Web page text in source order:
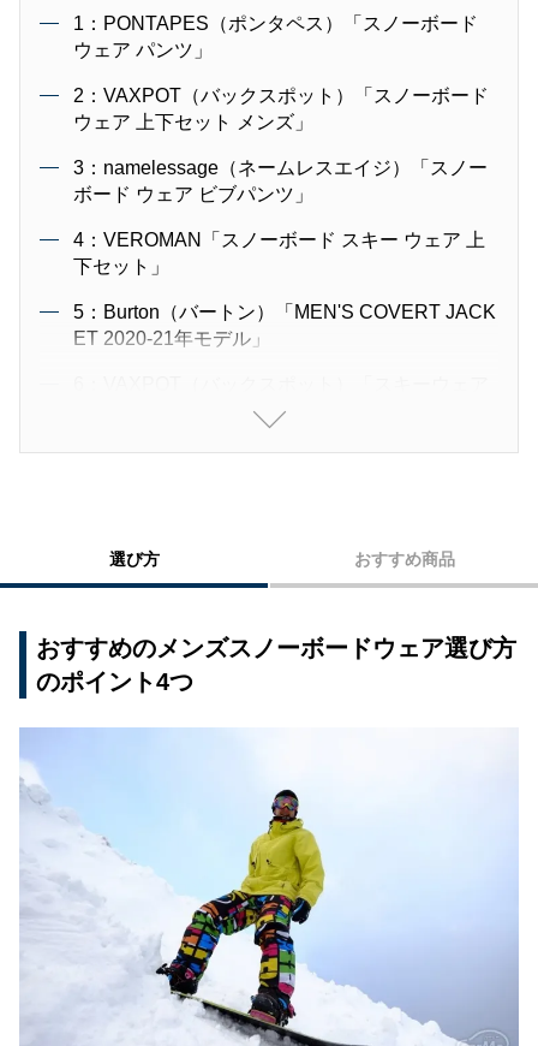
1：PONTAPES（ポンタペス）「スノーボード
ウェア パンツ」
2：VAXPOT（バックスポット）「スノーボード
ウェア 上下セット メンズ」
3：namelessage（ネームレスエイジ）「スノー
ボード ウェア ビブパンツ」
4：VEROMAN「スノーボード スキー ウェア 上
下セット」
5：Burton（バートン）「MEN'S COVERT JACK
ET 2020-21年モデル」
7：Burton（バートン）「MEN'S DUNMORE JA
PPLER JACKET 2020-2021年モデル」
10：PONTAPES（ポンタペス）「4L/6L スノー
ボード ウェア ジャケット 大きいサイズ」
12：ダブルレイ（W_RAY）「スノーボードウェ
ア メンズ 上下セット」
13：VEROMAN「スノーボード ウェア 上下セッ
ト ホワイト × デニム」
14：LYDKSM「スノーボードウェア パンツ」
メンズスノーボードウェアと一緒に揃えたいおす
すめのスノボアイテム5つ
選び方 おすすめ商品
おすすめのメンズスノーボードウェア選び方
のポイント4つ